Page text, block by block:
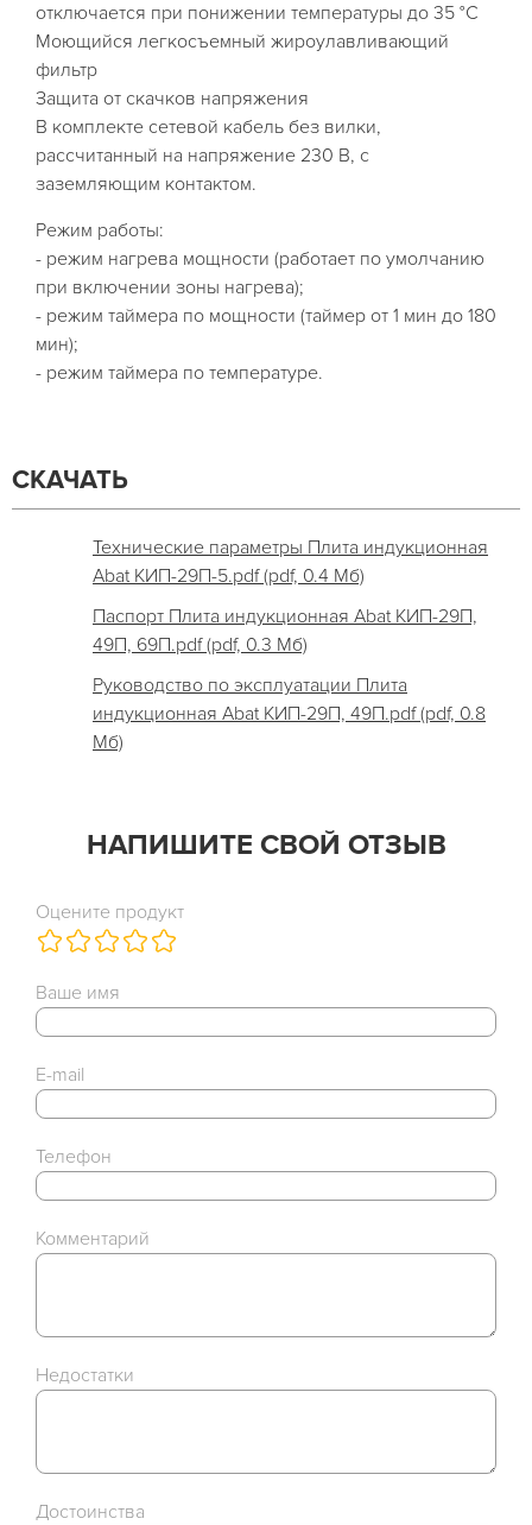
отключается при понижении температуры до 35 °С
Моющийся легкосъемный жироулавливающий
фильтр
Защита от скачков напряжения
В комплекте сетевой кабель без вилки,
рассчитанный на напряжение 230 В, с
заземляющим контактом.
Режим работы:
- режим нагрева мощности (работает по умолчанию
при включении зоны нагрева);
- режим таймера по мощности (таймер от 1 мин до 180
мин);
- режим таймера по температуре.
СКАЧАТЬ
Технические параметры Плита индукционная
Abat КИП-29П-5.pdf (pdf, 0.4 Мб)
Паспорт Плита индукционная Abat КИП-29П,
49П, 69П.pdf (pdf, 0.3 Мб)
Руководство по эксплуатации Плита
индукционная Abat КИП-29П, 49П.pdf (pdf, 0.8
Мб)
НАПИШИТЕ СВОЙ ОТЗЫВ
Оцените продукт
Ваше имя
E-mail
Телефон
Комментарий
Недостатки
Достоинства